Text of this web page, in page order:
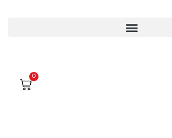
0
Carro